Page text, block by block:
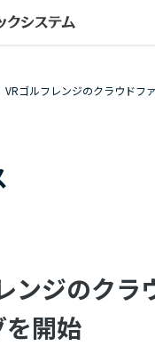
VRゴルフレンジのクラウドフ
ンジのクラ
を開始